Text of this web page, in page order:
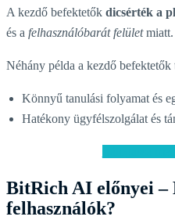
A kezdő befektetők dicsérték a
és a felhasználóbarát felületmiatt.
Néhány példa a kezdő befektetők
Könnyű tanulási folyamat és
Hatékony ügyfélszolgálat és
BitRich AI előnyei
felhasználók?